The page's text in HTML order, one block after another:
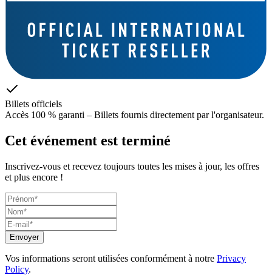
Billets officiels
Accès 100 % garanti – Billets fournis directement par l'organisateur.
Cet événement est terminé
Inscrivez-vous et recevez toujours toutes les mises à jour, les offres
et plus encore !
Envoyer
Vos informations seront utilisées conformément à notre Privacy
Policy.